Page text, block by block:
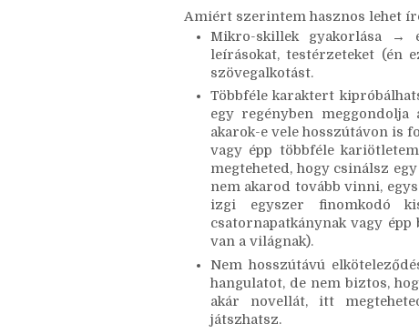
persze, Ti is jelentkezhettek más
ő keres.
Amiért szerintem hasznos lehet
Mikro-skillek gyakorlása →
leírásokat, testérzeteket (én
szövegalkotást.
Többféle karaktert
egy regényben
akarok-e vele hosszútávon is
vagy épp többféle
megteheted, hogy csinálsz
nem akarod tovább vinni,
izgi egyszer finomkodó
csatornapatkánynak vagy
van a világnak).
Nem hosszútávú